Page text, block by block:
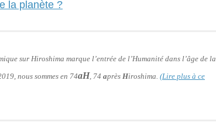
la planète ?
sur Hiroshima marque l’entrée de l’Humanité dans l’âge de la
nous sommes en 74aH, 74 après Hiroshima. (Lire plus à ce